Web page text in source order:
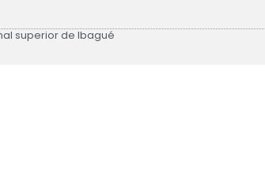
superior de Ibagué